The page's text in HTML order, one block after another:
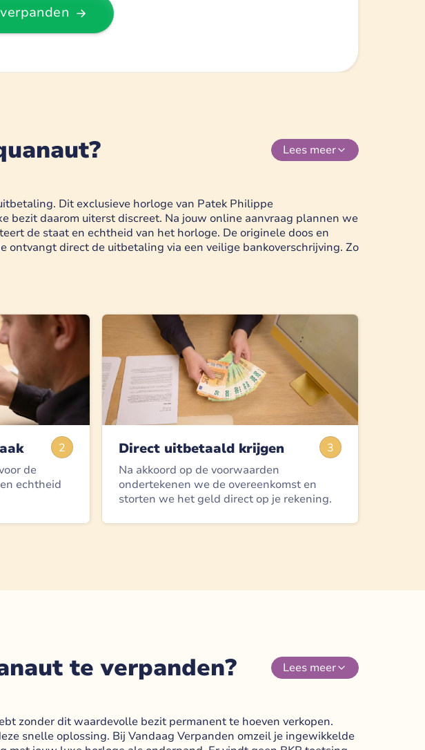
verpanden
Lees meer
Dit exclusieve horloge van Patek Philippe
bezit daarom uiterst discreet. Na jouw online aanvraag plannen we
de staat en echtheid van het horloge. De originele doos en
ontvangt direct de uitbetaling via een veilige bankoverschrijving. Zo
2
de
echtheid
3
Direct uitbetaald krijgen
Na akkoord op de voorwaarden
ondertekenen we de overeenkomst en
storten we het geld direct op je rekening.
te verpanden? Lees meer
zonder dit waardevolle bezit permanent te hoeven verkopen.
snelle oplossing. Bij Vandaag Verpanden omzeil je ingewikkelde